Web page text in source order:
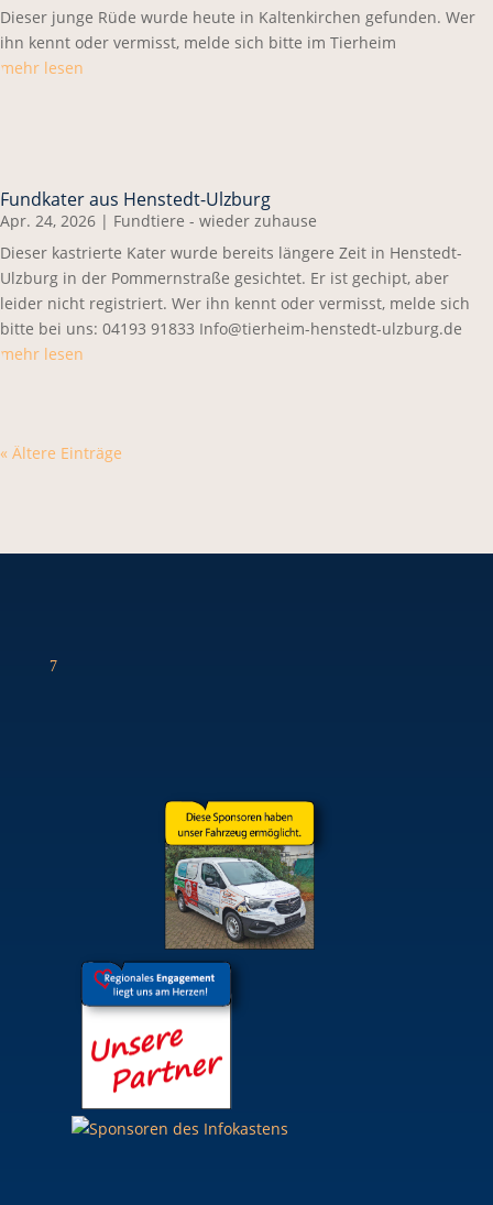
Dieser junge Rüde wurde heute in Kaltenkirchen gefunden. Wer
ihn kennt oder vermisst, melde sich bitte im Tierheim
mehr lesen
Fundkater aus Henstedt-Ulzburg
Apr. 24, 2026 | Fundtiere - wieder zuhause
Dieser kastrierte Kater wurde bereits längere Zeit in Henstedt-
Ulzburg in der Pommernstraße gesichtet. Er ist gechipt, aber
leider nicht registriert. Wer ihn kennt oder vermisst, melde sich
bitte bei uns: 04193 91833 Info@tierheim-henstedt-ulzburg.de
mehr lesen
« Ältere Einträge
7